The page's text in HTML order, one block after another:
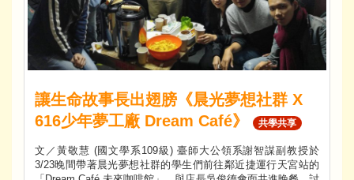
讓生命故事長出翅膀《晨光夢想社群 X
616少年夢工廠 Dream Café》
共學共享
文／黃敬慧 (國文學系109級) 臺師大公領系謝智謀副教授於
3/23晚間帶著晨光夢想社群的學生們前往鄰近捷運行天宮站的